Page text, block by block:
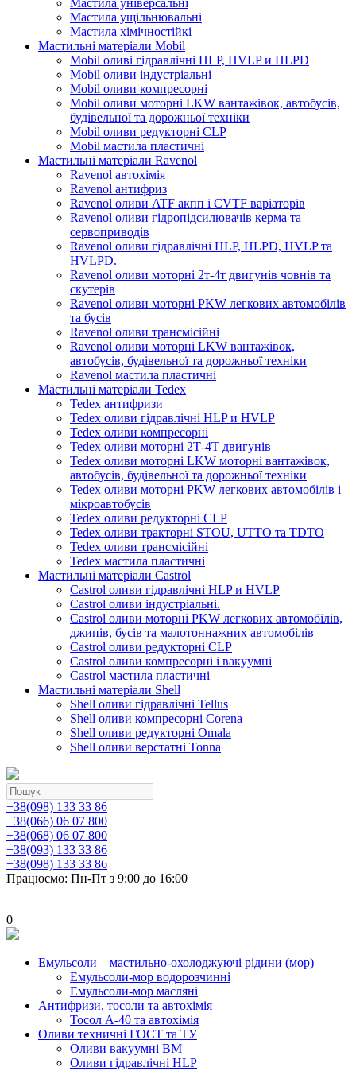
Мастила універсальні
Мастила ущільнювальні
Мастила хімічностійкі
Мастильні матеріали Mobil
Mobil оливі гідравлічні HLP, HVLP и HLPD
Mobil оливи індустріальні
Mobil оливи компресорні
Mobil оливи моторні LKW вантажівок, автобусів,
будівельної та дорожньої техніки
Mobil оливи редукторні CLP
Mobil мастила пластичні
Мастильні матеріали Ravenol
Ravenol автохімія
Ravenol антифриз
Ravenol оливи ATF акпп і CVTF варіаторів
Ravenol оливи гідропідсилювачів керма та
сервоприводів
Ravenol оливи гідравлічні HLP, HLPD, HVLP та
HVLPD.
Ravenol оливи моторні 2т-4т двигунів човнів та
скутерів
Ravenol оливи моторні PKW легкових автомобілів
та бусів
Ravenol оливи трансмісійні
Ravenol оливи моторні LKW вантажівок,
автобусів, будівельної та дорожньої техніки
Ravenol мастила пластичні
Мастильні матеріали Tedex
Tedex антифризи
Tedex оливи гідравлічні HLP и HVLP
Tedex оливи компресорні
Tedex оливи моторні 2Т-4Т двигунів
Tedex оливи моторні LKW моторні вантажівок,
автобусів, будівельної та дорожньої техніки
Tedex оливи моторні PKW легкових автомобілів і
мікроавтобусів
Tedex оливи редукторні CLP
Tedex оливи тракторні STOU, UTTO та TDTO
Tedex оливи трансмісійні
Tedex мастила пластичні
Мастильні матеріали Castrol
Castrol оливи гідравлічні HLP и HVLP
Castrol оливи індустріальні.
Castrol оливи моторні PKW легкових автомобілів,
джипів, бусів та малотоннажних автомобілів
Castrol оливи редукторні CLP
Castrol оливи компресорні і вакуумні
Castrol мастила пластичні
Мастильні матеріали Shell
Shell оливи гідравлічні Tellus
Shell оливи компресорні Corena
Shell оливи редукторні Omala
Shell оливи верстатні Tonna
+38(098) 133 33 86
+38(066) 06 07 800
+38(068) 06 07 800
+38(093) 133 33 86
+38(098) 133 33 86
Працюємо: Пн-Пт з 9:00 до 16:00
0
Емульсоли – мастильно-охолоджуючі рідини (мор)
Емульсоли-мор водорозчинні
Емульсоли-мор масляні
Антифризи, тосоли та автохімія
Тосол А-40 та автохімія
Оливи техничні ГОСТ та ТУ
Оливи вакуумні ВМ
Оливи гідравлічні HLP